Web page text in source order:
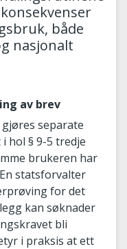
både
nasjonalt
av brev
separate
hol § 9-5 tredje
brukeren har
statsforvalter
for det
kan søknader
bli
i praksis at ett